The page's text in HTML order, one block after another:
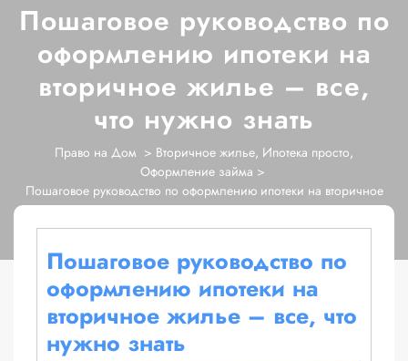
Пошаговое руководство по
оформлению ипотеки на
вторичное жилье – все,
что нужно знать
Право на Дом > Вторичное жилье, Ипотека просто,
Оформление займа >
Пошаговое руководство по оформлению ипотеки на вторичное
жилье – все, что нужно знать
Пошаговое руководство по
оформлению ипотеки на
вторичное жилье – все, что
нужно знать